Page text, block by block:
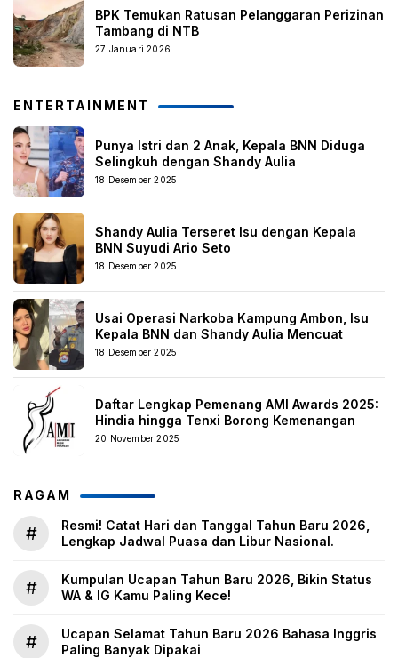
BPK Temukan Ratusan Pelanggaran Perizinan
Tambang di NTB
27 Januari 2026
ENTERTAINMENT
Punya Istri dan 2 Anak, Kepala BNN Diduga
Selingkuh dengan Shandy Aulia
18 Desember 2025
Shandy Aulia Terseret Isu dengan Kepala
BNN Suyudi Ario Seto
18 Desember 2025
Usai Operasi Narkoba Kampung Ambon, Isu
Kepala BNN dan Shandy Aulia Mencuat
18 Desember 2025
Daftar Lengkap Pemenang AMI Awards 2025:
Hindia hingga Tenxi Borong Kemenangan
20 November 2025
RAGAM
#
Resmi! Catat Hari dan Tanggal Tahun Baru 2026,
Lengkap Jadwal Puasa dan Libur Nasional.
#
Kumpulan Ucapan Tahun Baru 2026, Bikin Status
WA & IG Kamu Paling Kece!
#
Ucapan Selamat Tahun Baru 2026 Bahasa Inggris
Paling Banyak Dipakai